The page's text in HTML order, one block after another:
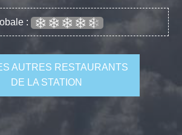
:
AUTRES RESTAURANTS
DE LA STATION